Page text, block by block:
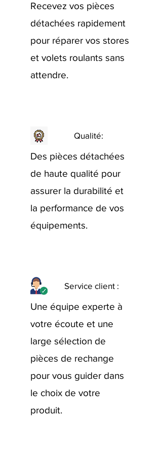
Recevez vos pièces
détachées rapidement
pour réparer vos stores
et volets roulants sans
attendre.
Qualité:
Des pièces détachées
de haute qualité pour
assurer la durabilité et
la performance de vos
équipements.
Service client :
Une équipe experte à
votre écoute et une
large sélection de
pièces de rechange
pour vous guider dans
le choix de votre
produit.